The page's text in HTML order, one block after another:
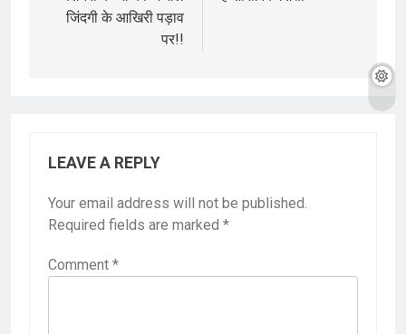
जिंदगी के आखिरी पड़ाव
पर!!
LEAVE A REPLY
Your email address will not be published.
Required fields are marked *
Comment *